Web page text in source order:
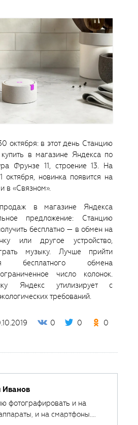
октября: в этот день Станцию
в магазине Яндекса по
Фрунзе 11, строение 13. На
новинка появится на
в «Связном».
в магазине Яндекса
предложение: Станцию
бесплатно — в обмен на
или другое устройство,
музыку. Лучше прийти
бесплатного обмена
число колонок.
Яндекс утилизирует с
требований.
0 0
0
Иванов
фотографировать и на
и на смартфоны.